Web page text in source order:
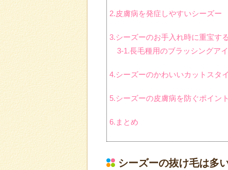
2.皮膚病を発症しやすいシーズー
3.シーズーのお手入れ時に重宝す
3-1.長毛種用のブラッシングア
4.シーズーのかわいいカットスタ
5.シーズーの皮膚病を防ぐポイント
6.まとめ
シーズーの抜け毛は多